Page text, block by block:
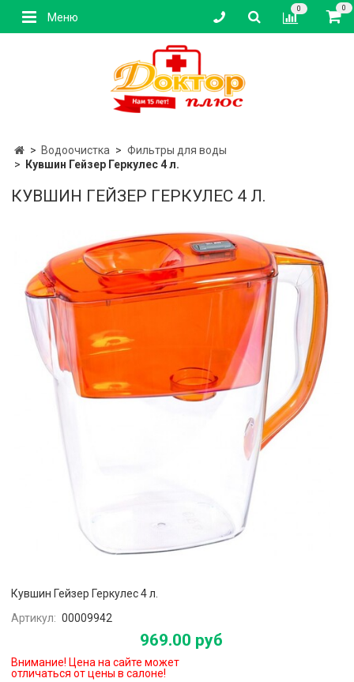
Меню
0 0
Водоочистка
Фильтры для воды
Кувшин Гейзер Геркулес 4 л.
КУВШИН ГЕЙЗЕР ГЕРКУЛЕС 4 Л.
Кувшин Гейзер Геркулес 4 л.
Артикул: 00009942
969.00 руб
Внимание! Цена на сайте может
отличаться от цены в салоне!